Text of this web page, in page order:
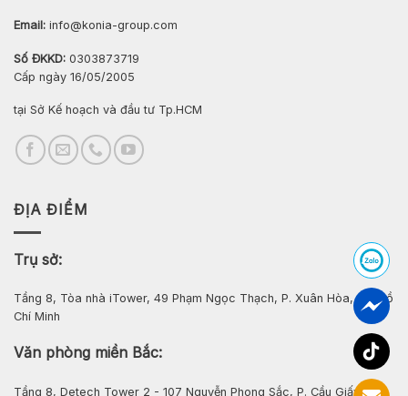
Email: info@konia-group.com
Số ĐKKD: 0303873719
Cấp ngày 16/05/2005
tại Sở Kế hoạch và đầu tư Tp.HCM
ĐỊA ĐIỂM
Trụ sở:
Tầng 8, Tòa nhà iTower, 49 Phạm Ngọc Thạch, P. Xuân Hòa, Tp. Hồ
Chí Minh
Văn phòng miền Bắc:
Tầng 8, Detech Tower 2 - 107 Nguyễn Phong Sắc, P. Cầu Giấy, Hà